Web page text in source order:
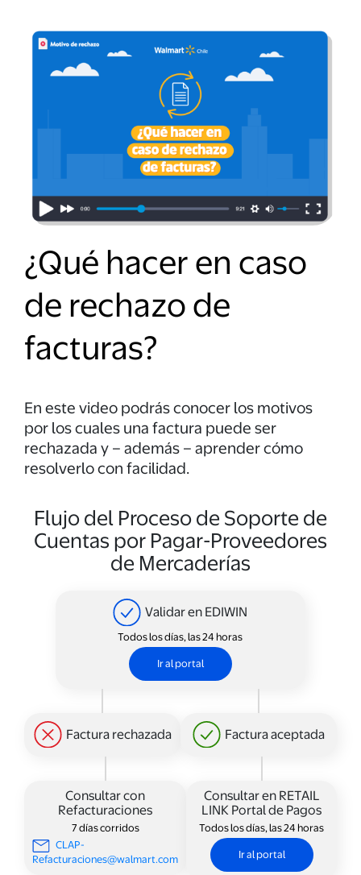
¿Qué hacer en caso
de rechazo de
facturas?
En este video podrás conocer los motivos
por los cuales una factura puede ser
rechazada y – además – aprender cómo
resolverlo con facilidad.
Flujo del Proceso de Soporte de
Cuentas por Pagar-Proveedores
de Mercaderías
Validar en EDIWIN
Todos los días, las 24 horas
Ir al portal
Factura rechazada Factura aceptada
Consultar con
Refacturaciones
7 días corridos
CLAP-
Refacturaciones@walmart.com
Consultar en RETAIL
LINK Portal de Pagos
Todos los días, las 24 horas
Ir al portal